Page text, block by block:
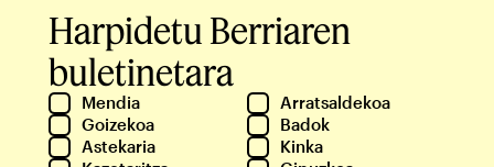
Harpidetu Berriaren
buletinetara
Mendia
Arratsaldekoa
Goizekoa
Badok
Astekaria
Kinka